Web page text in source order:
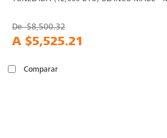
De$8,500.32
A $5,525.21
Comparar